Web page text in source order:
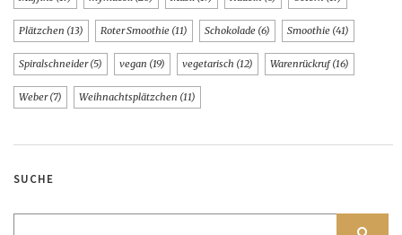
Plätzchen (13) Roter Smoothie (11) Schokolade (6) Smoothie (41)
Spiralschneider(5) vegan (19) vegetarisch (12) Warenrückruf(16)
Weber(7) Weihnachtsplätzchen (11)
SUCHE